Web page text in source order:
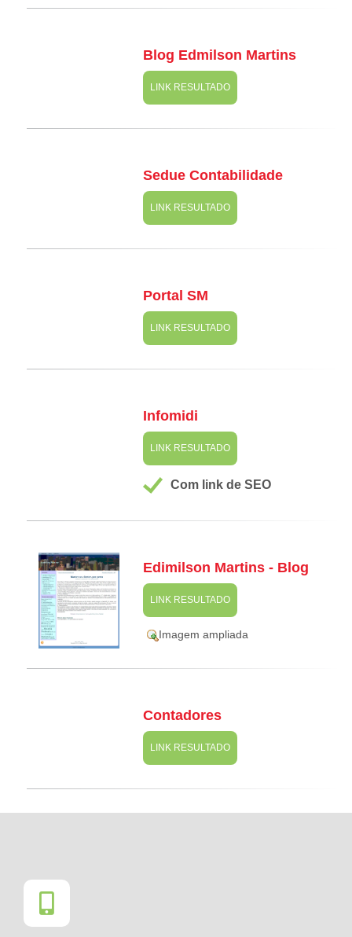
Blog Edmilson Martins
LINK RESULTADO
Sedue Contabilidade
LINK RESULTADO
Portal SM
LINK RESULTADO
Infomidi
LINK RESULTADO
Com link de SEO
Edimilson Martins - Blog
LINK RESULTADO
Imagem ampliada
Contadores
LINK RESULTADO